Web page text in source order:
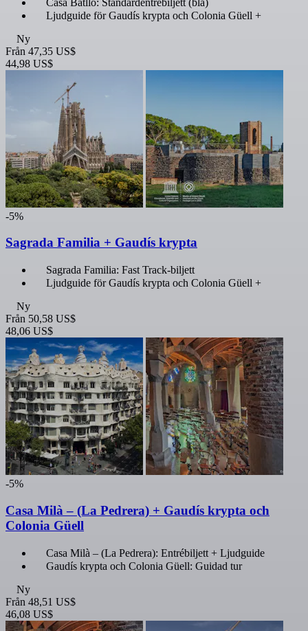
Ljudguide för Gaudís krypta och Colonia Güell +
Ny
Från 47,35 US$
44,98 US$
-5%
Sagrada Familia + Gaudís krypta
Sagrada Familia: Fast Track-biljett
Ljudguide för Gaudís krypta och Colonia Güell +
Ny
Från 50,58 US$
48,06 US$
-5%
Casa Milà – (La Pedrera) + Gaudís krypta och
Colonia Güell
Casa Milà – (La Pedrera): Entrébiljett + Ljudguide
Gaudís krypta och Colonia Güell: Guidad tur
Ny
Från 48,51 US$
46,08 US$